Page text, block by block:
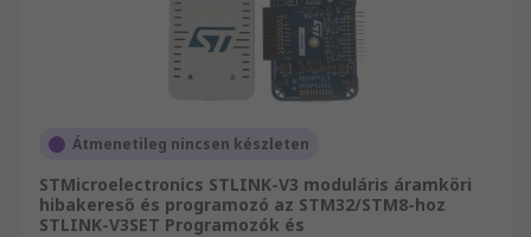
Átmenetileg nincsen készleten
STMicroelectronics STLINK-V3 moduláris áramköri
hibakereső és programozó az STM32/STM8-hoz
STLINK-V3SET Programozók és